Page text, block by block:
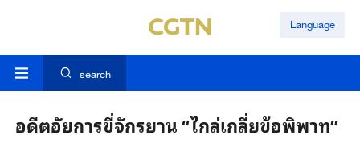
Language
search
อดีตอัยการขี่จักรยาน “ไกล่เกลี่ยข้อพิพาท”